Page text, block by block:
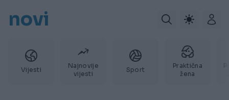
novi
Vijesti
Najnovije
vijesti
Sport
Praktična
žena